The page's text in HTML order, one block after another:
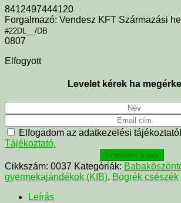
8412497444120
Forgalmazó: Vendesz KFT Származási
#22DL__/DB
0807
Elfogyott
Levelet kérek ha
Elfogadom az adatkezelési
Tájékoztató.
Értesítést kérek
Cikkszám: 0037 Kategóriák:
gyermekajándékok (KIB), Bögrék csészék
Leírás